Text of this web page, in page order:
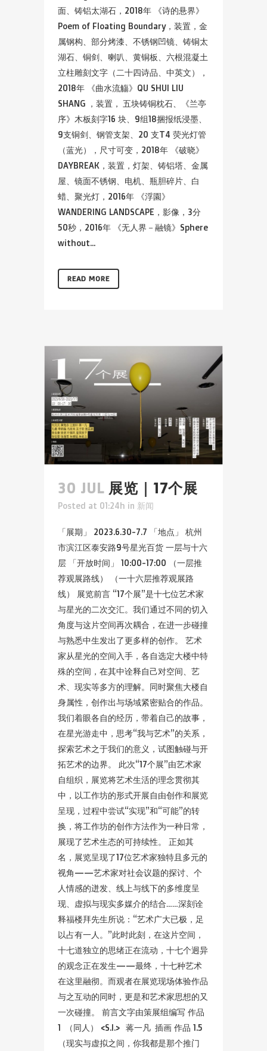
面、铸铝太湖石，2018年 《诗的悬界》
Poem of Floating Boundary，装置，金
属钢构、部分烤漆、不锈钢凹镜、铸铜太
湖石、铜剑、喇叭、黄铜板、六根混凝土
立柱雕刻文字（二十四诗品、中英文），
2018年 《曲水流觴》QU SHUI LIU
SHANG ，装置， 五块铸铜枕石、《兰亭
序》木板刻字16 块、9组18捆报纸浸墨、
9支铜剑、钢管支架、20 支T4 荧光灯管
（蓝光），尺寸可变，2018年 《破晓》
DAYBREAK，装置，灯架、铸铝塔、金属
屋、镜面不锈钢、电机、瓶胆碎片、白
蜡、聚光灯，2016年 《浮園》
WANDERING LANDSCAPE，影像，3分
50秒，2016年 《无人界－融镜》Sphere
without...
READ MORE
30 JUL 展览｜17个展
Posted at 01:24h in 新闻
「展期」 2023.6.30-7.7 「地点」 杭州
市滨江区泰安路9号星光百货 一层与十六
层 「开放时间」 10:00-17:00 （一层推
荐观展路线） （一十六层推荐观展路
线） 展览前言 “17个展”是十七位艺术家
与星光的二次交汇。我们通过不同的切入
角度与这片空间再次耦合，在进一步碰撞
与熟悉中生发出了更多样的创作。 艺术
家从星光的空间入手，各自选定大楼中特
殊的空间，在其中诠释自己对空间、艺
术、现实等多方的理解。同时聚焦大楼自
身属性，创作出与场域紧密贴合的作品。
我们着眼各自的经历，带着自己的故事，
在星光游走中，思考“我与艺术”的关系，
探索艺术之于我们的意义，试图触碰与开
拓艺术的边界。 此次“17个展”由艺术家
自组织，展览将艺术生活的理念贯彻其
中，以工作坊的形式开展自由创作和展览
呈现，过程中尝试“实现”和“可能”的转
换，将工作坊的创作方法作为一种日常，
展现了艺术生态的可持续性。 正如其
名，展览呈现了17位艺术家独特且多元的
视角——艺术家对社会议题的探讨、个
人情感的迸发、线上与线下的多维度呈
现、虚拟与现实多媒介的结合……深刻诠
释福楼拜先生所说：“艺术广大已极，足
以占有一人。”此时此刻，在这片空间，
十七道独立的思绪正在流动，十七个迥异
的观念正在发生——最终，十七种艺术
在这里融彻。而观者在展览现场体验作品
与之互动的同时，更是和艺术家思想的又
一次碰撞。 前言文字由策展组编写 作品
1 （同人） <S.I.> 蒋一凡 插画 作品 1.5
（现实与虚拟之间，你我都是那个推门